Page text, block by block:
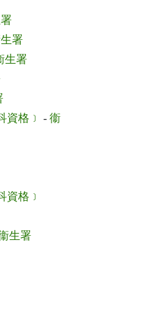
署
生署
資格﹞ - 衞
資格﹞
生署